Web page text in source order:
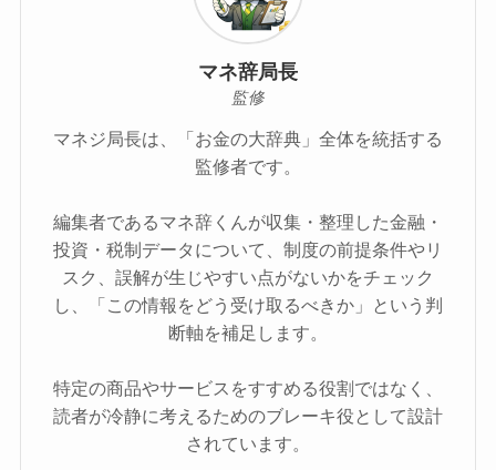
マネ辞局長
監修
マネジ局長は、「お金の大辞典」全体を統括する
監修者です。
編集者であるマネ辞くんが収集・整理した金融・
投資・税制データについて、制度の前提条件やリ
スク、誤解が生じやすい点がないかをチェック
し、「この情報をどう受け取るべきか」という判
断軸を補足します。
特定の商品やサービスをすすめる役割ではなく、
読者が冷静に考えるためのブレーキ役として設計
されています。